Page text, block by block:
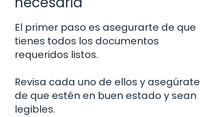
El primer paso es asegurarte de que
tienes todos los documentos
requeridos listos.
Revisa cada uno de ellos y asegúrate
de que estén en buen estado y sean
legibles.